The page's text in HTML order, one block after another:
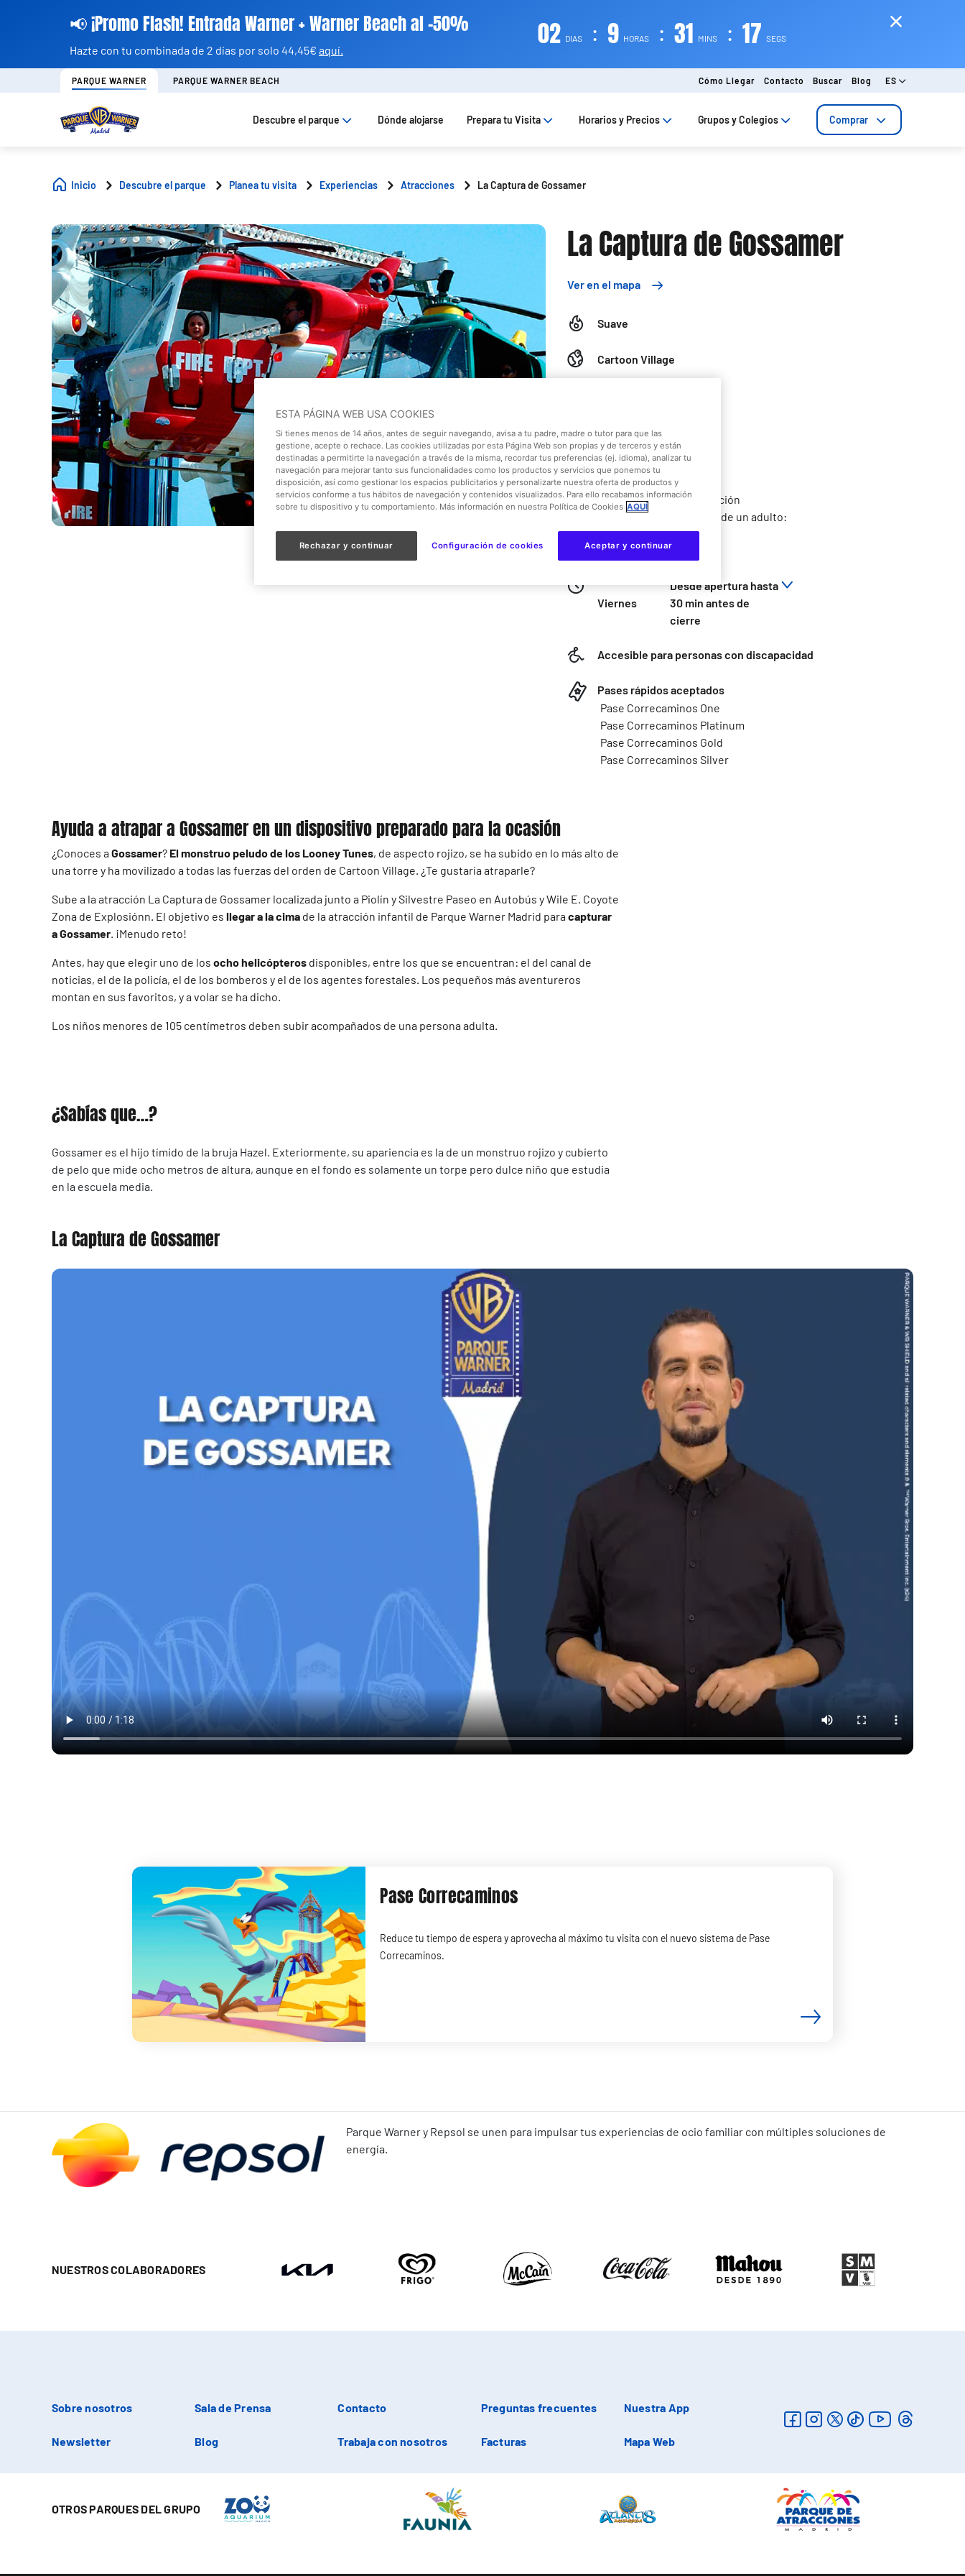
📢 ¡Promo Flash! Entrada Warner + Warner Beach al -50%
Hazte con tu combinada de 2 días por solo 44,45€ aquí. 02 DIAS : 9 HORAS : 31 MINS : 15 SEGS
PARQUE WARNER PARQUE WARNER BEACH Cómo Llegar Contacto Buscar Blog ES
Descubre el parque Dónde alojarse Prepara tu Visita Horarios y Precios Grupos y Colegios Comprar
Inicio Descubre el parque Planea tu visita Experiencias Atracciones La Captura de Gossamer
La Captura de Gossamer
Ver en el mapa
Suave
Cartoon Village
Niños y Familias
Limitaciones de acceso
Altura mínima: sin limitación
Se requiere la compañía de un adulto:
hasta 105cm
No min.
Viernes
Desde apertura hasta
30 min antes de
cierre
Accesible para personas con discapacidad
Pases rápidos aceptados
Pase Correcaminos One
Pase Correcaminos Platinum
Pase Correcaminos Gold
Pase Correcaminos Silver
Ayuda a atrapar a Gossamer en un dispositivo preparado para la ocasión
¿Conoces aGossamer? El monstruo peludo de los Looney Tunes, de aspecto rojizo, se ha subido en lo más alto de
una torre y ha movilizado a todas las fuerzas del orden de Cartoon Village. ¿Te gustaría atraparle?
Sube a la atracción La Captura de Gossamer localizada junto a Piolín y Silvestre Paseo en Autobús y Wile E. Coyote
Zona de Explosiónn. El objetivo es llegar a la cima de la atracción infantil de Parque Warner Madrid paracapturar
a Gossamer. ¡Menudo reto!
Antes, hay que elegir uno de los ocho helicópteros disponibles, entre los que se encuentran: el del canal de
noticias, el de la policía, el de los bomberos y el de los agentes forestales. Los pequeños más aventureros
montan en sus favoritos, y a volar se ha dicho.
Los niños menores de 105 centímetros deben subir acompañados de una persona adulta.
¿Sabías que…?
Gossamer es el hijo tímido de la bruja Hazel. Exteriormente, su apariencia es la de un monstruo rojizo y cubierto
de pelo que mide ocho metros de altura, aunque en el fondo es solamente un torpe pero dulce niño que estudia
en la escuela media.
La Captura de Gossamer
Pase Correcaminos
Reduce tu tiempo de espera y aprovecha al máximo tu visita con el nuevo sistema de Pase
Correcaminos.
Parque Warner y Repsol se unen para impulsar tus experiencias de ocio familiar con múltiples soluciones de
energía.
NUESTROS COLABORADORES
Sobre nosotros Sala de Prensa Contacto Preguntas frecuentes Nuestra App
Newsletter Blog Trabaja con nosotros Facturas Mapa Web
OTROS PARQUES DEL GRUPO
ESTA PÁGINA WEB USA COOKIES
Si tienes menos de 14 años, antes de seguir navegando, avisa a tu padre, madre o tutor para que las
gestione, acepte o rechace. Las cookies utilizadas por esta Página Web son propias y de terceros y están
destinadas a permitirte la navegación a través de la misma, recordar tus preferencias (ej. idioma), analizar tu
navegación para mejorar tanto sus funcionalidades como los productos y servicios que ponemos tu
disposición, así como gestionar los espacios publicitarios y personalizarte nuestra oferta de productos y
servicios conforme a tus hábitos de navegación y contenidos visualizados. Para ello recabamos información
sobre tu dispositivo y tu comportamiento. Más información en nuestra Política de Cookies AQUÍ
Rechazar y continuar Aceptar y continuar
Configuración de cookies